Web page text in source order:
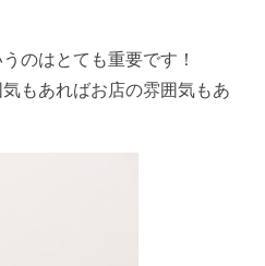
のはとても重要です！
もあればお店の雰囲気もあ